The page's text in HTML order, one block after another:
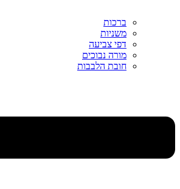
ברכות
משניות
דפי צביעה
מורה נבוכים
חובת הלבבות